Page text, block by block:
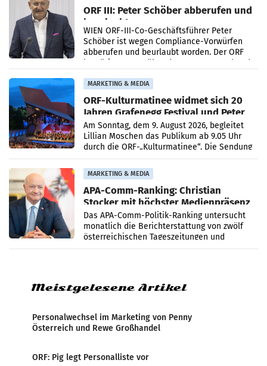
ORF III: Peter Schöber abberufen und
beurlaubt
WIEN ORF-III-Co-Geschäftsführer Peter
Schöber ist wegen Compliance-Vorwürfen
abberufen und beurlaubt worden. Der ORF
bestätigte gegenüber der APA entsprechende
MARKETING & MEDIA
ORF-Kulturmatinee widmet sich 20
Jahren Grafenegg Festival und Peter
Simonischek
Am Sonntag, dem 9. August 2026, begleitet
Lillian Moschen das Publikum ab 9.05 Uhr
durch die ORF-„Kulturmatinee“. Die Sendung
startet mit der Dokumentation „20 Jahre
Grafenegg
MARKETING & MEDIA
APA-Comm-Ranking: Christian
Stocker mit höchster Medienpräsenz
im Juli
Das APA-Comm-Politik-Ranking untersucht
monatlich die Berichterstattung von zwölf
österreichischen Tageszeitungen und
analysiert, welche Politikerinnen und
Meistgelesene Artikel
Personalwechsel im Marketing von Penny
Österreich und Rewe Großhandel
ORF: Pig legt Personalliste vor